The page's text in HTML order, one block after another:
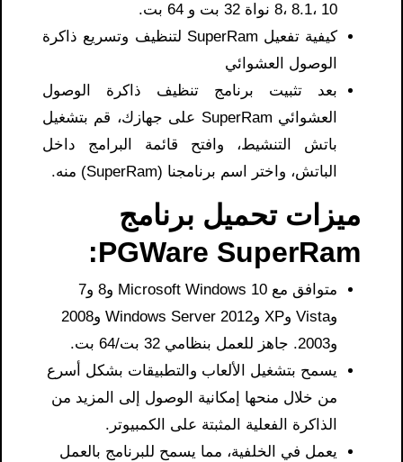
8، 8.1، 10 نواة 32 بت و 64 بت.
كيفية تفعيل SuperRam لتنظيف وتسريع ذاكرة
الوصول العشوائي
بعد تثبيت برنامج تنظيف ذاكرة الوصول
العشوائي SuperRam على جهازك، قم بتشغيل
باتش التنشيط، وافتح قائمة البرامج داخل
الباتش، واختر اسم برنامجنا (SuperRam) منه.
ميزات تحميل برنامج
PGWare SuperRam:
متوافق مع Microsoft Windows 10 و8 و7
وVista وXP وWindows Server 2012 و2008
و2003. جاهز للعمل بنظامي 32 بت/64 بت.
يسمح بتشغيل الألعاب والتطبيقات بشكل أسرع
من خلال منحها إمكانية الوصول إلى المزيد من
الذاكرة الفعلية المثبتة على الكمبيوتر.
يعمل في الخلفية، مما يسمح للبرنامج بالعمل